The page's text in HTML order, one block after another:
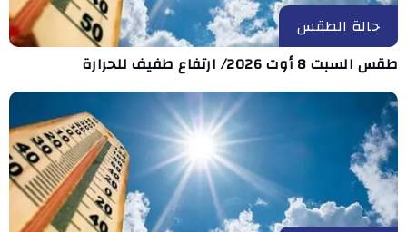
حالة الطقس
طقس السبت 8 أوت 2026/ ارتفاع طفيف للحرارة